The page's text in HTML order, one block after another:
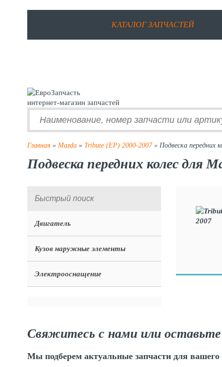
КАТАЛОГ ЗАПЧАСТЕЙ
интернет-магазин запчастей
Главная » Mazda » Tribute (EP) 2000-2007» Подвеска передних
Подвеска передних колес для
Двигатель
Кузов наружные элементы
Электрооснащение
Свяжитесь с нами или оставьте
Мы подберем актуальные запчасти для вашего